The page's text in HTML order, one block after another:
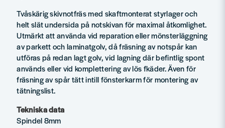
Tvåskärig skivnotfräs med skaftmonterat styrlager och
helt slät undersida på notskivan för maximal åtkomlighet.
Utmärkt att använda vid reparation eller mönsterläggning
av parkett och laminatgolv, då fräsning av notspår kan
utföras på redan lagt golv, vid lagning där befintlig spont
används eller vid komplettering av lös fkäder. Även för
fräsning av spår tätt intill fönsterkarm för montering av
tätningslist.
Tekniska data
Spindel 8mm